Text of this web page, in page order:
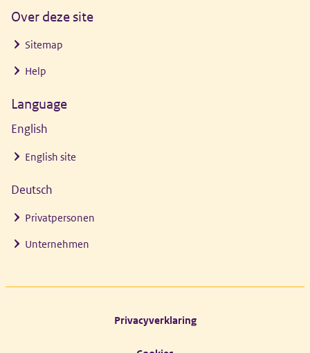
Over deze site
Sitemap
Help
Language
English
English site
Deutsch
Privatpersonen
Unternehmen
Privacyverklaring